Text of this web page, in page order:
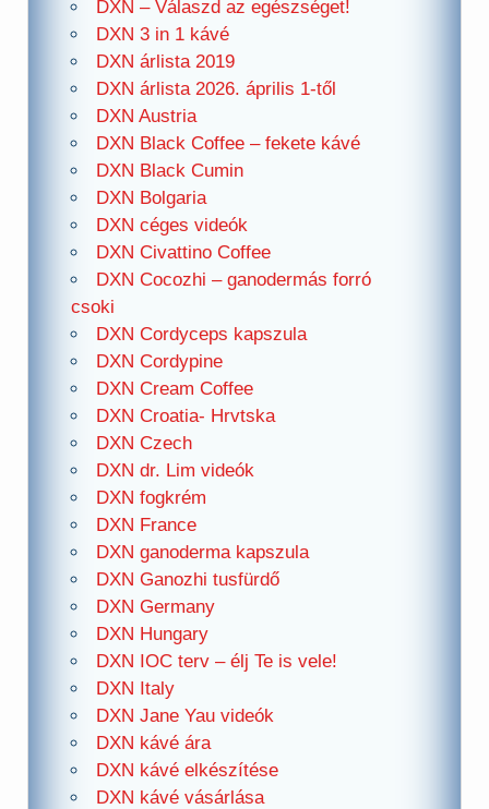
DXN – Válaszd az egészséget!
DXN 3 in 1 kávé
DXN árlista 2019
DXN árlista 2026. április 1-től
DXN Austria
DXN Black Coffee – fekete kávé
DXN Black Cumin
DXN Bolgaria
DXN céges videók
DXN Civattino Coffee
DXN Cocozhi – ganodermás forró
csoki
DXN Cordyceps kapszula
DXN Cordypine
DXN Cream Coffee
DXN Croatia- Hrvtska
DXN Czech
DXN dr. Lim videók
DXN fogkrém
DXN France
DXN ganoderma kapszula
DXN Ganozhi tusfürdő
DXN Germany
DXN Hungary
DXN IOC terv – élj Te is vele!
DXN Italy
DXN Jane Yau videók
DXN kávé ára
DXN kávé elkészítése
DXN kávé vásárlása